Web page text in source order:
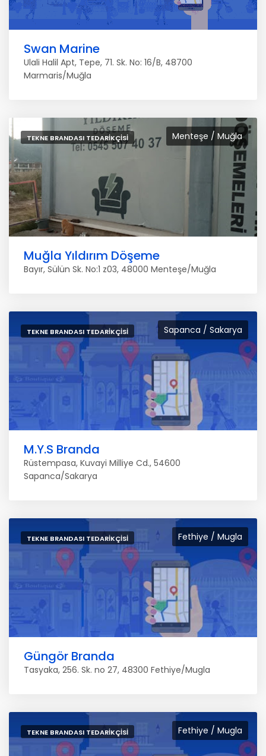
Swan Marine
Ulali Halil Apt, Tepe, 71. Sk. No: 16/B, 48700
Marmaris/Muğla
Menteşe / Muğla
TEKNE BRANDASI TEDARIKÇISI
Muğla Yıldırım Döşeme
Bayır, Sülün Sk. No:1 z03, 48000 Menteşe/Muğla
Sapanca / Sakarya
TEKNE BRANDASI TEDARIKÇISI
M.Y.S Branda
Rüstempasa, Kuvayi Milliye Cd., 54600
Sapanca/Sakarya
Fethiye / Mugla
TEKNE BRANDASI TEDARIKÇISI
Güngör Branda
Tasyaka, 256. Sk. no 27, 48300 Fethiye/Mugla
Fethiye / Mugla
TEKNE BRANDASI TEDARIKÇISI